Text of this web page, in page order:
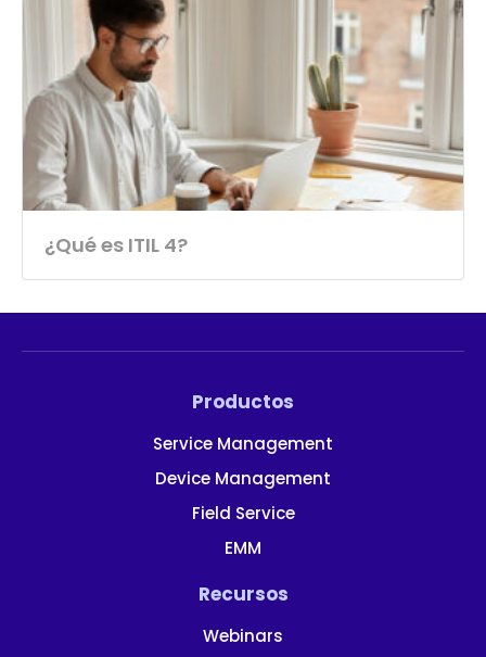
¿Qué es ITIL 4?
Productos
Service Management
Device Management
Field Service
EMM
Recursos
Webinars